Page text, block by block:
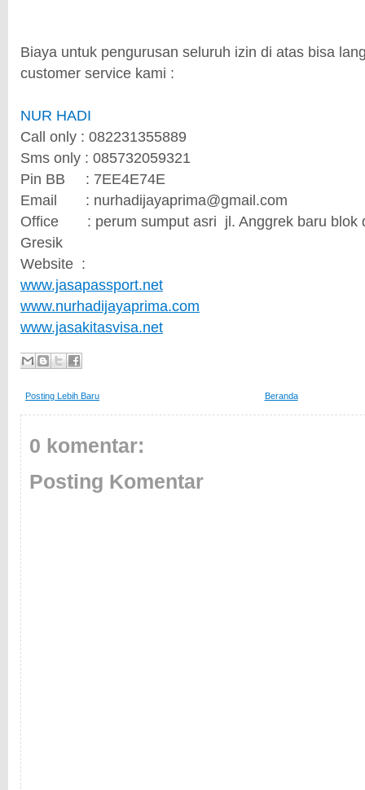
Biaya untuk pengurusan seluruh izin di atas bisa
customer service kami :
NUR HADI
Call only : 082231355889
Sms only : 085732059321
Pin BB
: 7EE4E74E
Email
: nurhadijayaprima@gmail.com
Office
: perum sumput asri jl. Anggrek baru blok
Gresik
Website :
www.jasapassport.net
www.nurhadijayaprima.com
www.jasakitasvisa.net
Posting Lebih Baru Beranda
0 komentar:
Posting Komentar